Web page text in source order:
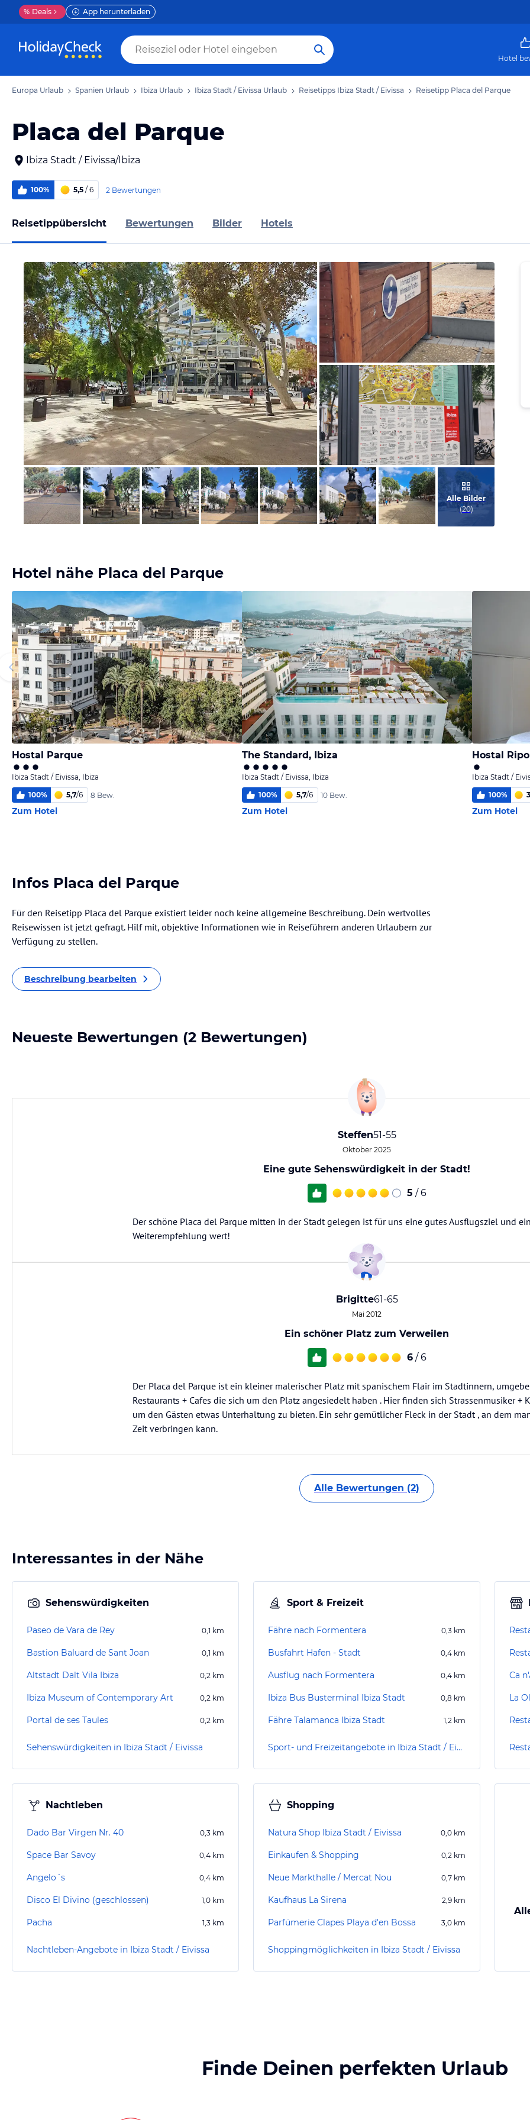
% Deals App herunterladen
Hotel
Europa Urlaub Spanien Urlaub Ibiza Urlaub Ibiza Stadt / Eivissa Urlaub Reisetipps Ibiza Stadt / Eivissa Reisetipp Placa del Parque
Placa del Parque
Ibiza Stadt / Eivissa/Ibiza
100% 5,5 / 6 2 Bewertungen
Reisetippübersicht Bewertungen Bilder Hotels
Bild melden
von Steffen
Bild melden
von Steffen
Bild melden
von Steffen
Alle Bilder
(20)
Hotel nähe Placa del Parque
Hostal Parque
Ibiza Stadt / Eivissa, Ibiza
100% 5,7/6 8 Bew.
Zum Hotel
The Standard, Ibiza
Ibiza Stadt / Eivissa, Ibiza
100% 5,7/6 10 Bew.
Zum Hotel
Hostal
Ibiza Stadt /
100%
Zum Hotel
Infos Placa del Parque
Für den Reisetipp Placa del Parque existiert leider noch keine allgemeine Beschreibung. Dein wertvolles
Reisewissen ist jetzt gefragt. Hilf mit, objektive Informationen wie in Reiseführern anderen Urlaubern zur
Verfügung zu stellen.
Beschreibung bearbeiten
Neueste Bewertungen (2 Bewertungen)
Steffen51-55
Oktober 2025
Eine gute Sehenswürdigkeit in der Stadt!
5 / 6
Der schöne Placa del Parque mitten in der Stadt gelegen ist für uns eine gutes Ausflugsziel und
Weiterempfehlung wert!
Brigitte61-65
Mai 2012
Ein schöner Platz zum Verweilen
6 / 6
Der Placa del Parque ist ein kleiner malerischer Platz mit spanischem Flair im Stadtinnern,
Restaurants + Cafes die sich um den Platz angesiedelt haben . Hier finden sich Strassenmusiker +
um den Gästen etwas Unterhaltung zu bieten. Ein sehr gemütlicher Fleck in der Stadt , an dem
Zeit verbringen kann.
Alle Bewertungen (2)
Interessantes in der Nähe
Sehenswürdigkeiten
Paseo de Vara de Rey 0,1 km
Bastion Baluard de Sant Joan 0,1 km
Altstadt Dalt Vila Ibiza 0,2 km
Ibiza Museum of Contemporary Art 0,2 km
Portal de ses Taules 0,2 km
Sehenswürdigkeiten in Ibiza Stadt / Eivissa
Sport & Freizeit
Fähre nach Formentera 0,3 km
Busfahrt Hafen - Stadt 0,4 km
Ausflug nach Formentera 0,4 km
Ibiza Bus Busterminal Ibiza Stadt 0,8 km
Fähre Talamanca Ibiza Stadt 1,2 km
Sport- und Freizeitangebote in Ibiza Stadt / Eivissa
Ca
La
Nachtleben
Dado Bar Virgen Nr. 40 0,3 km
Space Bar Savoy 0,4 km
Angelo´s 0,4 km
Disco El Divino (geschlossen) 1,0 km
Pacha 1,3 km
Nachtleben-Angebote in Ibiza Stadt / Eivissa
Shopping
Natura Shop Ibiza Stadt / Eivissa 0,0 km
Einkaufen & Shopping 0,2 km
Neue Markthalle / Mercat Nou 0,7 km
Kaufhaus La Sirena 2,9 km
Parfümerie Clapes Playa d'en Bossa 3,0 km
Shoppingmöglichkeiten in Ibiza Stadt / Eivissa
Finde Deinen perfekten Urlaub